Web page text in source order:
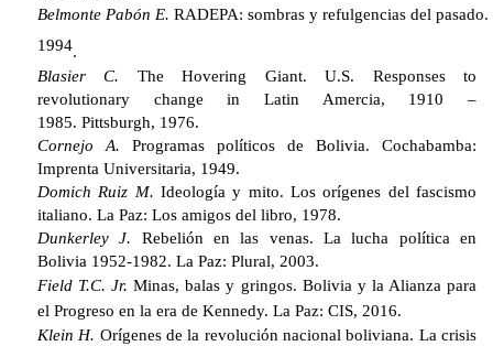
Belmonte Pabón E. RADEPA: sombras y refulgencias del pasado.
1994.
Blasier C. The Hovering Giant. U.S. Responses to
revolutionary change in Latin Amercia, 1910 –
1985. Pittsburgh, 1976.
Cornejo A. Programas políticos de Bolivia. Cochabamba:
Imprenta Universitaria, 1949.
Domich Ruiz M. Ideología y mito. Los orígenes del fascismo
italiano. La Paz: Los amigos del libro, 1978.
Dunkerley J. Rebelión en las venas. La lucha política en
Bolivia 1952-1982. La Paz: Plural, 2003.
Field T.C. Jr. Minas, balas y gringos. Bolivia y la Alianza para
el Progreso en la era de Kennedy. La Paz: CIS, 2016.
Klein H. Orígenes de la revolución nacional boliviana. La crisis